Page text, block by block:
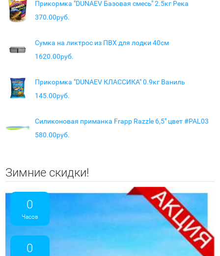
Прикормка "DUNAEV Базовая смесь" 2.5кг Река
370.00руб.
Сумка на ликтрос из ПВХ для лодки 40см
1620.00руб.
Прикормка "DUNAEV КЛАССИКА" 0.9кг Ваниль
145.00руб.
Силиконовая приманка Frapp Razzle 6,5" цвет #PAL03
580.00руб.
Зимние скидки!
0
Часов
0